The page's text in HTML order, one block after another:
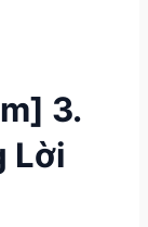
3.
Lời